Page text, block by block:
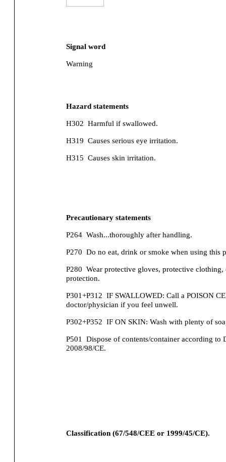
Signal word
Warning
Hazard statements
H302 Harmful if swallowed.
H319 Causes serious eye irritation.
H315 Causes skin irritation.
Precautionary statements
P264 Wash...thoroughly after handling.
P270 Do no eat, drink or smoke when using this
P280 Wear protective gloves, protective clothing,
protection.
P301+P312 IF SWALLOWED: Call a POISON
doctor/physician if you feel unwell.
P302+P352 IF ON SKIN: Wash with plenty of
P501
Dispose of contents/container according to
2008/98/CE.
Classification (67/548/CEE or 1999/45/CE).